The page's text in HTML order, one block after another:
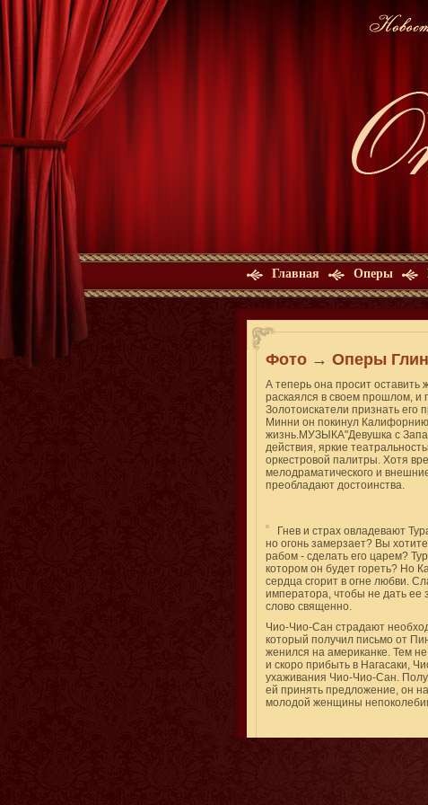
Главная Оперы
Фото → Оперы
А теперь она просит оставить
раскаялся в своем прошлом, и
Золотоискатели признать его
Минни он покинул
жизнь.МУЗЫКА"Девушка с
действия, яркие
оркестровой палитры. Хотя
мелодраматического и
преобладают достоинства.
Гнев и страх овладевают
но огонь замерзает? Вы
рабом - сделать его царем?
котором он будет гореть? Но
сердца сгорит в огне любви.
императора, чтобы не дать ее
слово священно.
Чио-Чио-Сан страдают
который получил письмо от
женился на американке. Тем
и скоро прибыть в Нагасаки,
ухаживания Чио-Чио-Сан.
ей принять предложение, он
молодой женщины